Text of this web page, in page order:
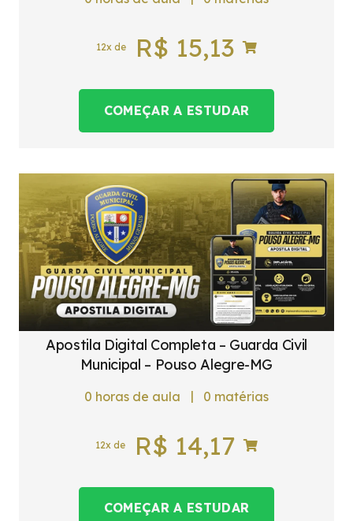
12x de R$ 15,13
COMEÇAR A ESTUDAR
Apostila Digital Completa – Guarda Civil
Municipal – Pouso Alegre-MG
0 horas de aula | 0 matérias
12x de R$ 14,17
COMEÇAR A ESTUDAR